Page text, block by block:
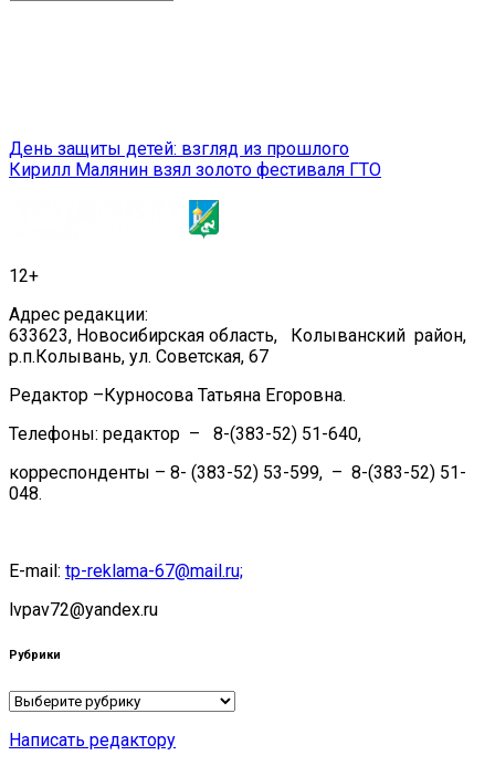
Навигация
по
День защиты детей: взгляд из прошлого
Кирилл Малянин взял золото фестиваля ГТО
12+
Адрес редакции:
633623, Новосибирская область, Колыванский район,
р.п.Колывань, ул. Советская, 67
Редактор –Курносова Татьяна Егоровна.
Телефоны: редактор – 8-(383-52) 51-640,
корреспонденты – 8- (383-52) 53-599, – 8-(383-52) 51-
048.
E-mail: tp-reklama-67@mail.ru;
lvpav72@yandex.ru
Рубрики
Рубрики
Написать редактору